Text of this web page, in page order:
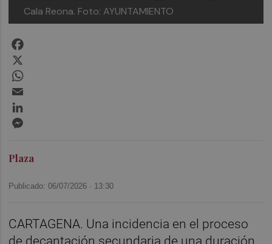
Cala Reona. Foto: AYUNTAMIENTO
Plaza
Publicado: 06/07/2026 · 13:30
CARTAGENA. Una incidencia en el proceso
de decantación secundaria de una duración